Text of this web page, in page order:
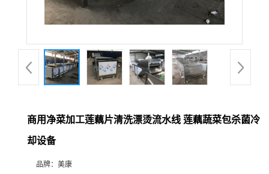
商用净菜加工莲藕片清洗漂烫流水线 莲藕蔬菜包杀菌冷
却设备
品牌： 美康